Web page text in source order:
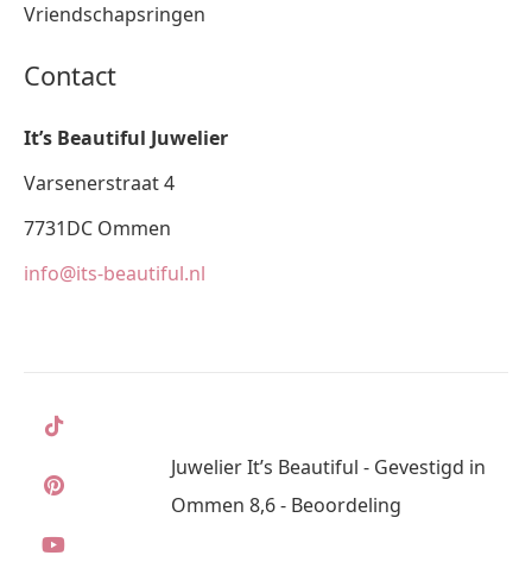
Vriendschapsringen
Contact
It’s Beautiful Juwelier
Varsenerstraat 4
7731DC Ommen
info@its-beautiful.nl
Juwelier It’s Beautiful - Gevestigd in
Ommen 8,6 - Beoordeling